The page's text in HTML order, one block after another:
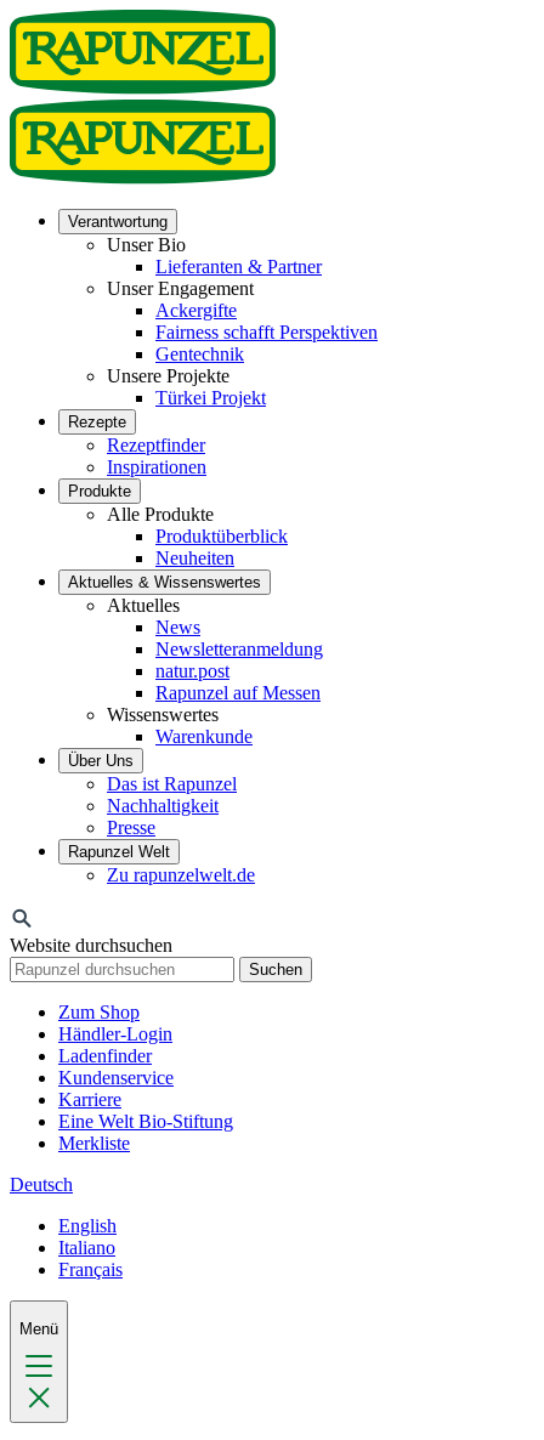
Verantwortung
Unser Bio
Lieferanten & Partner
Unser Engagement
Ackergifte
Fairness schafft Perspektiven
Gentechnik
Unsere Projekte
Türkei Projekt
Rezepte
Rezeptfinder
Inspirationen
Produkte
Alle Produkte
Produktüberblick
Neuheiten
Aktuelles & Wissenswertes
Aktuelles
News
Newsletteranmeldung
natur.post
Rapunzel auf Messen
Wissenswertes
Warenkunde
Über Uns
Das ist Rapunzel
Nachhaltigkeit
Presse
Rapunzel Welt
Zu rapunzelwelt.de
Website durchsuchen
Suchen
Zum Shop
Händler-Login
Ladenfinder
Kundenservice
Karriere
Eine Welt Bio-Stiftung
Merkliste
Deutsch
English
Italiano
Français
Menü